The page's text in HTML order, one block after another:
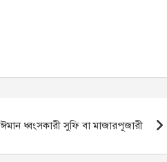
ঈমান ধ্বংসকারী সুফি বা মাজারপূজারী